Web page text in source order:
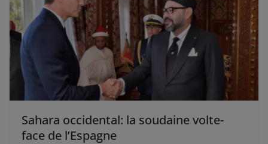
Sahara occidental: la soudaine volte-
face de l’Espagne